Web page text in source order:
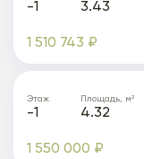
-1 3.43
1 510 743 ₽
Этаж
-1
Площадь, м²
4.32
1 550 000 ₽